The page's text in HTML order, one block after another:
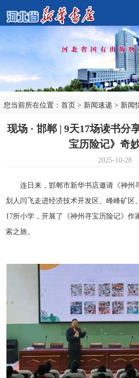
您当前所在位置： 首页 > 新闻速递 > 新闻
现场 · 邯郸 | 9天17场读书分
宝历险记》奇
2025-10-28
连日来，邯郸市新华书店邀请《神州
划人闫飞走进经济技术开发区、峰峰矿区
17所小学，开展了《神州寻宝历险记》作
索之旅。